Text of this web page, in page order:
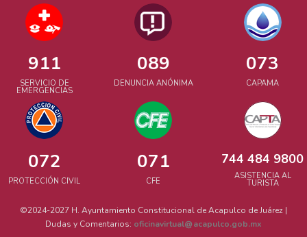
911
SERVICIO DE
EMERGENCIAS
089
DENUNCIA ANÓNIMA
073
CAPAMA
072
PROTECCIÓN CIVIL
071
CFE
744 484 9800
ASISTENCIA AL
TURISTA
©2024-2027 H. Ayuntamiento Constitucional de Acapulco de Juárez |
Dudas y Comentarios: oficinavirtual acapulco.gob.mx